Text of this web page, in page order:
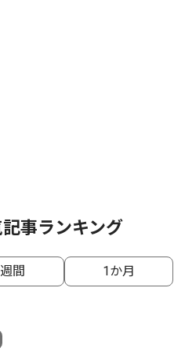
事ランキング
間 1か月